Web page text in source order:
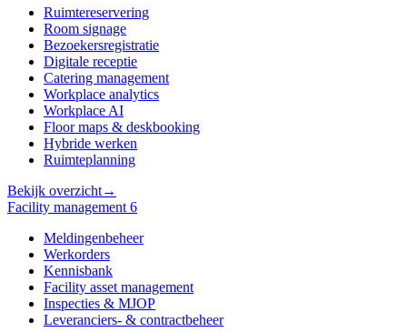
Ruimtereservering
Room signage
Bezoekersregistratie
Digitale receptie
Catering management
Workplace analytics
Workplace AI
Floor maps & deskbooking
Hybride werken
Ruimteplanning
Bekijk overzicht→
Facility management 6
Meldingenbeheer
Werkorders
Kennisbank
Facility asset management
Inspecties & MJOP
Leveranciers- & contractbeheer